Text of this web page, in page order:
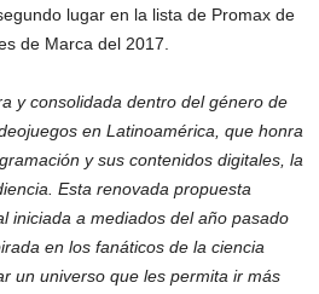
lugar en la lista de Promax de
de Marca del 2017.
y consolidada dentro del género de
en Latinoamérica, que honra
y sus contenidos digitales, la
Esta renovada propuesta
iniciada a mediados del año pasado
en los fanáticos de la ciencia
un universo que les permita ir más